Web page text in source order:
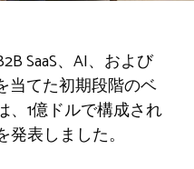
SaaS、AI、および
当てた初期段階のベ
、1億ドルで構成され
表しました。